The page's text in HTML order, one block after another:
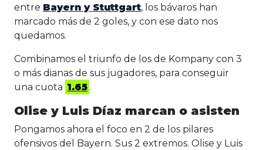
entre Bayern y Stuttgart, los bávaros han
marcado más de 2 goles, y con ese dato nos
quedamos.
Combinamos el triunfo de los de Kompany con 3
o más dianas de sus jugadores, para conseguir
una cuota 1.65 .
Olise y Luis Díaz marcan o asisten
Pongamos ahora el foco en 2 de los pilares
ofensivos del Bayern. Sus 2 extremos. Olise y Luis